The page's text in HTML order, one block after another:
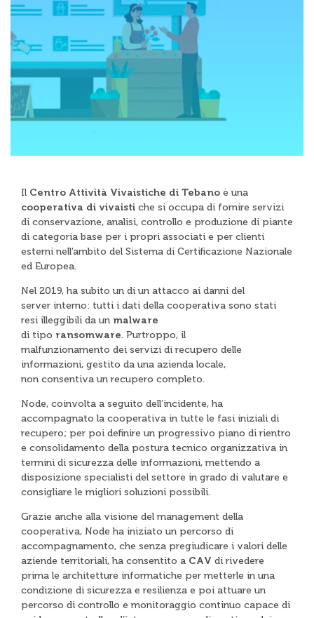
Il Centro Attività Vivaistiche di Tebano è una
cooperativa di vivaisti che si occupa di fornire servizi
di conservazione, analisi, controllo e produzione di piante
di categoria base per i propri associati e per clienti
esterni nell’ambito del Sistema di Certificazione Nazionale
ed Europea.
Nel 2019, ha subito un di un attacco ai danni del
server interno: tutti i dati della cooperativa sono stati
resi illeggibili da un malware
di tipo ransomware. Purtroppo, il
malfunzionamento dei servizi di recupero delle
informazioni, gestito da una azienda locale,
non consentiva un recupero completo.
Node, coinvolta a seguito dell’incidente, ha
accompagnato la cooperativa in tutte le fasi iniziali di
recupero; per poi definire un progressivo piano di rientro
e consolidamento della postura tecnico organizzativa in
termini di sicurezza delle informazioni, mettendo a
disposizione specialisti del settore in grado di valutare e
consigliare le migliori soluzioni possibili.
Grazie anche alla visione del management della
cooperativa, Node ha iniziato un percorso di
accompagnamento, che senza pregiudicare i valori delle
aziende territoriali, ha consentito a CAV di rivedere
prima le architetture informatiche per metterle in una
condizione di sicurezza e resilienza e poi attuare un
percorso di controllo e monitoraggio continuo capace di